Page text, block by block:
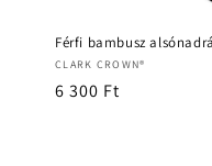
Férfi bambusz
Forgalmazó:
CLARK CROWN®
Normál
6 300 Ft